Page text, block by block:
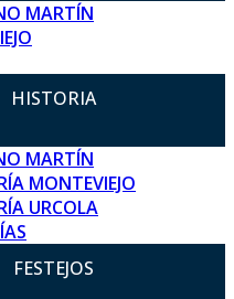
MARTÍN
HISTORIA
MARTÍN
MONTEVIEJO
URCOLA
FESTEJOS